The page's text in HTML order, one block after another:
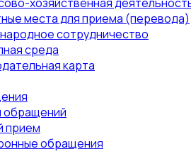
места для приема (перевода)
сотрудничество
среда
карта
прием
обращения